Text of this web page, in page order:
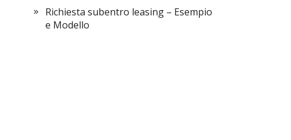
Richiesta subentro leasing – Esempio
e Modello